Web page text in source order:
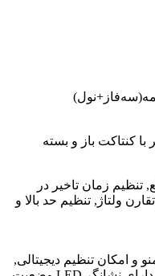
تنظیم زمان تاخیر در
ولتاژ, تنظیم حد بالا و
و امکان تنظیم دیجیتالی,